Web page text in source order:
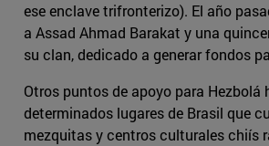
ese enclave trifronterizo). El año
a Assad Ahmad Barakat y una
su clan, dedicado a generar fondos
Otros puntos de apoyo para Hezbolá
determinados lugares de Brasil que
mezquitas y centros culturales chiís